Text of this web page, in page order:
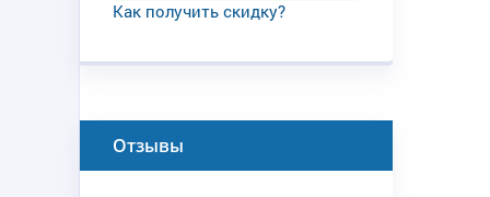
Как получить скидку?
Отзывы